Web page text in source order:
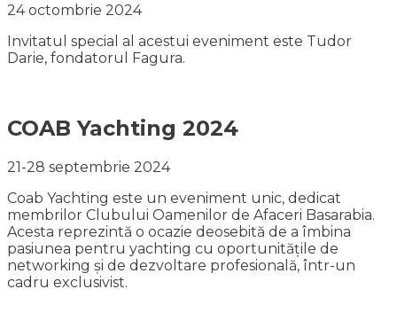
24 octombrie 2024
Invitatul special al acestui eveniment este Tudor
Darie, fondatorul Fagura.
COAB Yachting 2024
21-28 septembrie 2024
Coab Yachting este un eveniment unic, dedicat
membrilor Clubului Oamenilor de Afaceri Basarabia.
Acesta reprezintă o ocazie deosebită de a îmbina
pasiunea pentru yachting cu oportunitățile de
networking și de dezvoltare profesională, într-un
cadru exclusivist.